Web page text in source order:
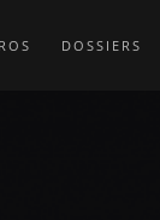
DOSSIERS